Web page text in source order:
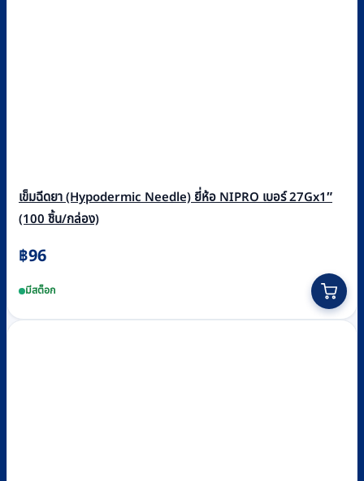
เข็มฉีดยา (Hypodermic Needle) ยี่ห้อ NIPRO เบอร์ 27Gx1″
(100 ชิ้น/กล่อง)
฿96
มีสต็อก